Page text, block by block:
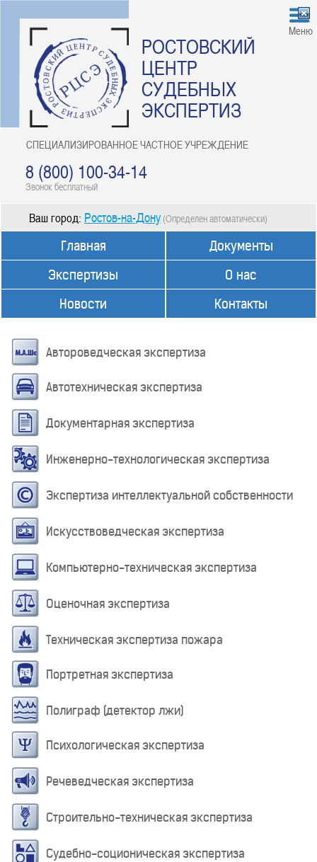
РОСТОВСКИЙ
ЦЕНТР
СУДЕБНЫХ
ЭКСПЕРТИЗ
СПЕЦИАЛИЗИРОВАННОЕ ЧАСТНОЕ УЧРЕЖДЕНИЕ
8 (800) 100-34-14
Звонок бесплатный
Меню
Ваш город: Ростов-на-Дону (Определен автоматически)
Главная
Экспертизы
Новости
Документы
О нас
Контакты
Автороведческая экспертиза
Автотехническая экспертиза
Документарная экспертиза
Инженерно-технологическая экспертиза
Экспертиза интеллектуальной собственности
Искусствоведческая экспертиза
Компьютерно-техническая экспертиза
Оценочная экспертиза
Техническая экспертиза пожара
Портретная экспертиза
Полиграф (детектор лжи)
Психологическая экспертиза
Речеведческая экспертиза
Строительно-техническая экспертиза
Судебно-соционическая экспертиза